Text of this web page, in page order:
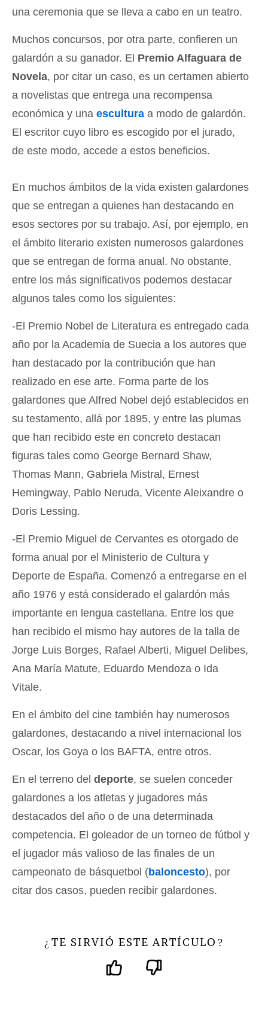
una ceremonia que se lleva a cabo en un teatro.
Muchos concursos, por otra parte, confieren un
galardón a su ganador. El Premio Alfaguara de
Novela, por citar un caso, es un certamen abierto
a novelistas que entrega una recompensa
económica y una escultura a modo de galardón.
El escritor cuyo libro es escogido por el jurado,
de este modo, accede a estos beneficios.
En muchos ámbitos de la vida existen galardones
que se entregan a quienes han destacando en
esos sectores por su trabajo. Así, por ejemplo, en
el ámbito literario existen numerosos galardones
que se entregan de forma anual. No obstante,
entre los más significativos podemos destacar
algunos tales como los siguientes:
-El Premio Nobel de Literatura es entregado cada
año por la Academia de Suecia a los autores que
han destacado por la contribución que han
realizado en ese arte. Forma parte de los
galardones que Alfred Nobel dejó establecidos en
su testamento, allá por 1895, y entre las plumas
que han recibido este en concreto destacan
figuras tales como George Bernard Shaw,
Thomas Mann, Gabriela Mistral, Ernest
Hemingway, Pablo Neruda, Vicente Aleixandre o
Doris Lessing.
-El Premio Miguel de Cervantes es otorgado de
forma anual por el Ministerio de Cultura y
Deporte de España. Comenzó a entregarse en el
año 1976 y está considerado el galardón más
importante en lengua castellana. Entre los que
han recibido el mismo hay autores de la talla de
Jorge Luis Borges, Rafael Alberti, Miguel Delibes,
Ana María Matute, Eduardo Mendoza o Ida
Vitale.
En el ámbito del cine también hay numerosos
galardones, destacando a nivel internacional los
Oscar, los Goya o los BAFTA, entre otros.
En el terreno del deporte, se suelen conceder
galardones a los atletas y jugadores más
destacados del año o de una determinada
competencia. El goleador de un torneo de fútbol y
el jugador más valioso de las finales de un
campeonato de básquetbol (baloncesto), por
citar dos casos, pueden recibir galardones.
¿ TE SIRVIÓ ESTE ARTÍCULO ?